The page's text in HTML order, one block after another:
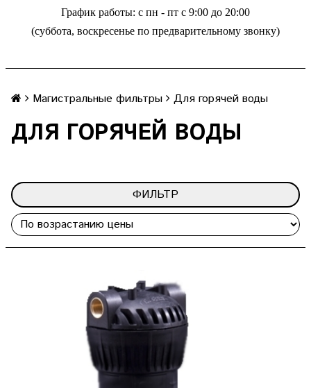
График работы: с пн - пт с 9:00 до 20:00
(суббота, воскресенье по предварительному звонку)
Магистральные фильтры Для горячей воды
ДЛЯ ГОРЯЧЕЙ ВОДЫ
ФИЛЬТР